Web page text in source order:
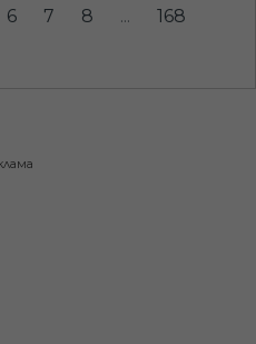
6 7 8 ...
168